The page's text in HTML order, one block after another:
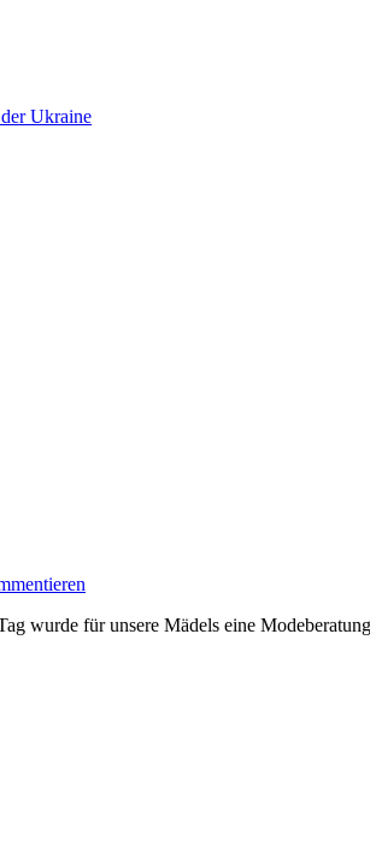
Ukraine
wurde für unsere Mädels eine